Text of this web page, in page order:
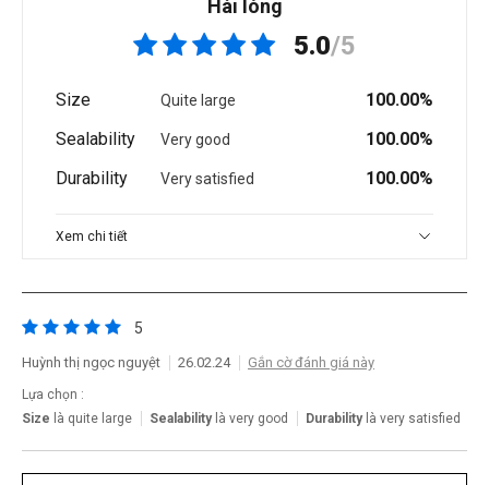
Hài lòng
5.0/5
Size Quite large
100.00%
Sealability
Very good
100.00%
Durability
Very satisfied 100.00%
Xem chi tiết
5
Huỳnh thị ngọc nguyệt 26.02.24 Gắn cờ đánh giá này
Lựa chọn :
Size là quite large Sealabilitylà very good Durabilitylà very satisfied